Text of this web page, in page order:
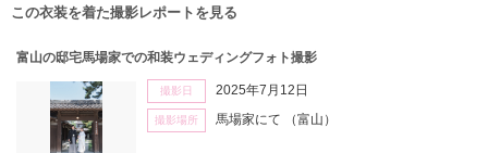
この衣装を着た撮影レポートを見る
富山の邸宅馬場家での和装ウェディングフォト撮影
撮影日 2025年7月12日
撮影場所 馬場家にて （富山）